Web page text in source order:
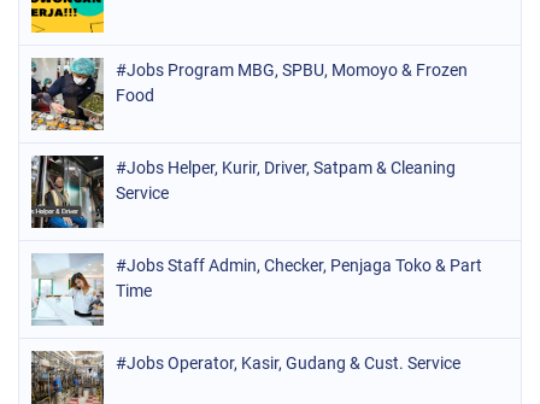
#Jobs Program MBG, SPBU, Momoyo & Frozen
Food
#Jobs Helper, Kurir, Driver, Satpam & Cleaning
Service
#Jobs Staff Admin, Checker, Penjaga Toko & Part
Time
#Jobs Operator, Kasir, Gudang & Cust. Service